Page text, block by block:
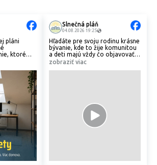
pláni
ktoré
pre
s dostatkom
voľbou.
sa budete
Slnečná pláň
04.08.2026 19:25
Hľadáte pre svoju rodinu krásne
bývanie, kde to žije komunitou
a deti majú vždy čo objavovať?
🏡 Slnečná pláň je navrhnutá
zobraziť viac